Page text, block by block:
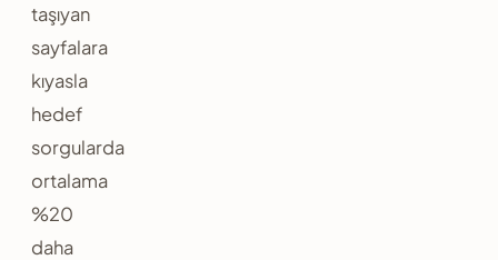
taşıyan
sayfalara
kıyasla
hedef
sorgularda
ortalama
%20
daha